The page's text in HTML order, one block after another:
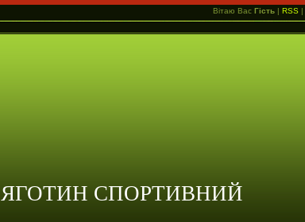
Вітаю Вас Гість | RSS |
ЯГОТИН СПОРТИВНИЙ